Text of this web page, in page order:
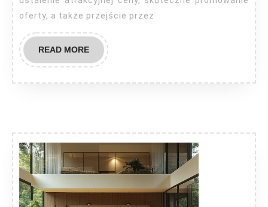
oferty, a także przejście przez
READ MOREREAD
MORE